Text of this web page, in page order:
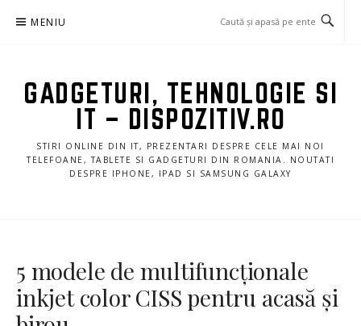
MENIU
GADGETURI, TEHNOLOGIE SI
IT – DISPOZITIV.RO
STIRI ONLINE DIN IT, PREZENTARI DESPRE CELE MAI NOI
TELEFOANE, TABLETE SI GADGETURI DIN ROMANIA. NOUTATI
DESPRE IPHONE, IPAD SI SAMSUNG GALAXY
5 modele de multifuncționale
inkjet color CISS pentru acasă și